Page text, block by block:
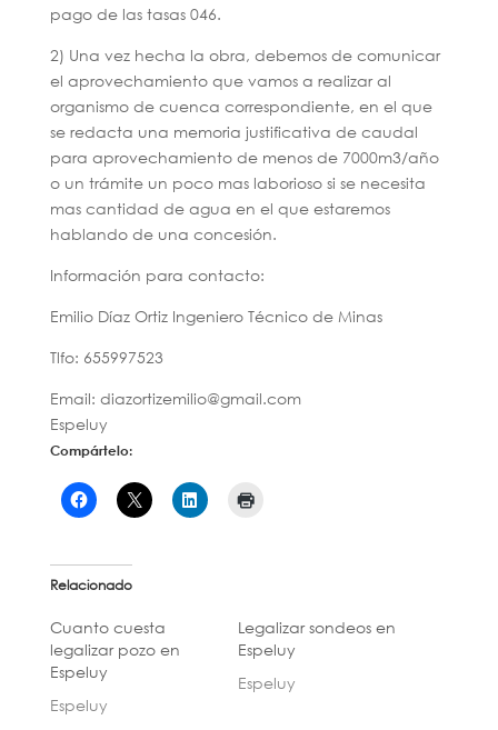
pago de las tasas 046.
2) Una vez hecha la obra, debemos de comunicar
el aprovechamiento que vamos a realizar al
organismo de cuenca correspondiente, en el que
se redacta una memoria justificativa de caudal
para aprovechamiento de menos de 7000m3/año
o un trámite un poco mas laborioso si se necesita
mas cantidad de agua en el que estaremos
hablando de una concesión.
Información para contacto:
Emilio Díaz Ortiz Ingeniero Técnico de Minas
Tlfo: 655997523
Email: diazortizemilio@gmail.com
Espeluy
Compártelo:
Relacionado
Cuanto cuesta
legalizar pozo en
Espeluy
Espeluy
Legalizar sondeos en
Espeluy
Espeluy